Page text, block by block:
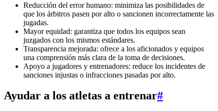
Reducción del error humano: minimiza las posibilidades de
que los árbitros pasen por alto o sancionen incorrectamente las
jugadas.
Mayor equidad: garantiza que todos los equipos sean
juzgados con los mismos estándares.
Transparencia mejorada: ofrece a los aficionados y equipos
una comprensión más clara de la toma de decisiones.
Apoyo a jugadores y entrenadores: reduce los incidentes de
sanciones injustas o infracciones pasadas por alto.
Ayudar a los atletas a entrenar#